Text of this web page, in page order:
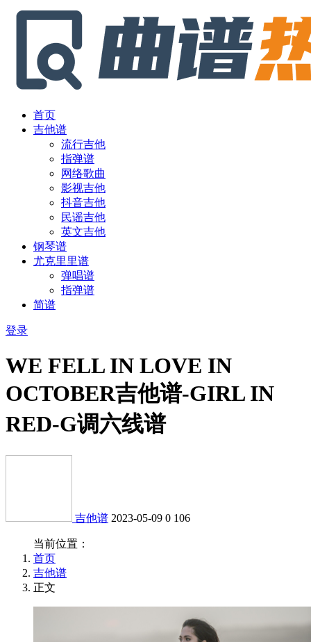
首页
吉他谱
流行吉他
指弹谱
网络歌曲
影视吉他
抖音吉他
民谣吉他
英文吉他
钢琴谱
尤克里里谱
弹唱谱
指弹谱
简谱
登录
WE FELL IN LOVE IN
OCTOBER吉他谱-GIRL IN
RED-G调六线谱
吉他谱 2023-05-09 0 106
当前位置：
首页
吉他谱
正文